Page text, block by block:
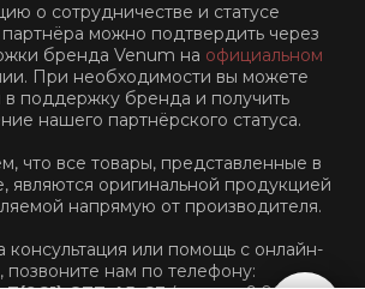
о сотрудничестве и статусе
можно подтвердить через
бренда Venum на официальном
При необходимости вы можете
в поддержку бренда и получить
нашего партнёрского статуса.
что все товары, представленные в
являются оригинальной продукцией
напрямую от производителя.
консультация или помощь с онлайн-
позвоните нам по телефону: